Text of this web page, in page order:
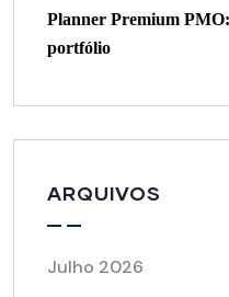
Planner Premium
portfólio
ARQUIVOS
Julho 2026